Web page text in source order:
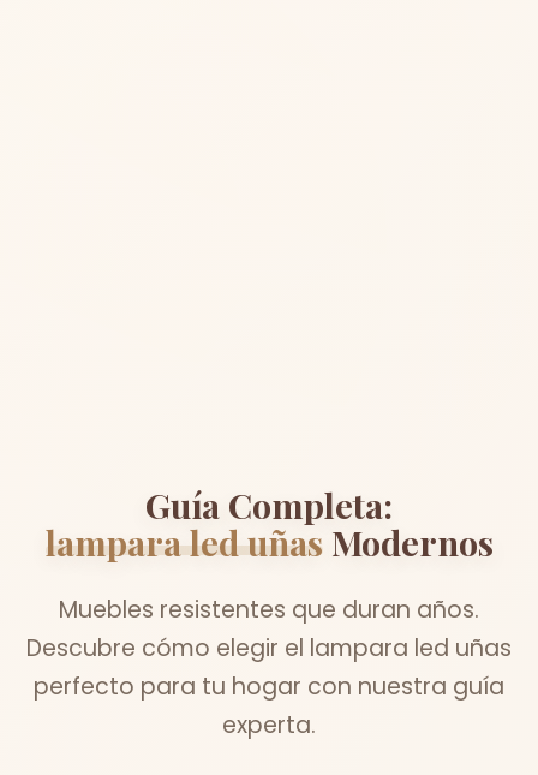
Guía Completa:
lampara led uñasModernos
Muebles resistentes que duran años.
Descubre cómo elegir el lampara led uñas
perfecto para tu hogar con nuestra guía
experta.